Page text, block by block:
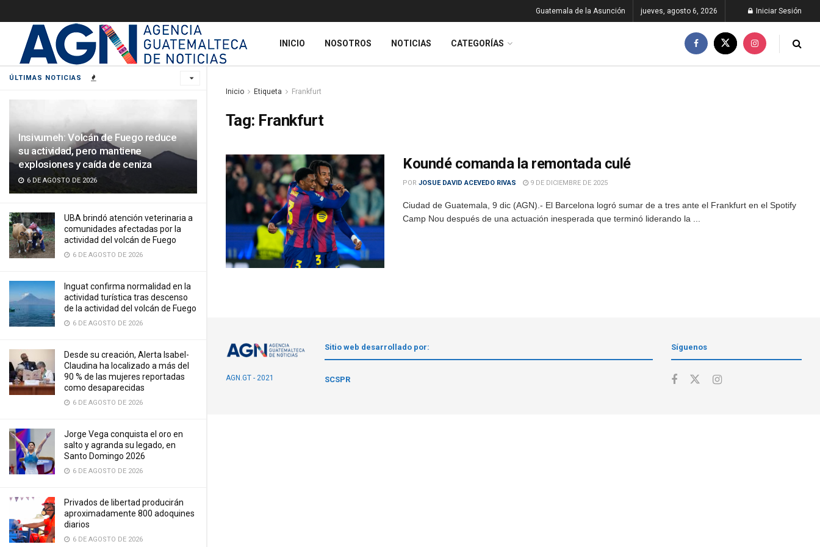
ÚLTIMAS NOTICIAS
Insivumeh: Volcán de Fuego reduce
su actividad, pero mantiene
explosiones y caída de ceniza
6 DE AGOSTO DE 2026
UBA brindó atención veterinaria a
comunidades afectadas por la
actividad del volcán de Fuego
6 DE AGOSTO DE 2026
Inguat confirma normalidad en la
actividad turística tras descenso
de la actividad del volcán de Fuego
6 DE AGOSTO DE 2026
Desde su creación, Alerta Isabel-
Claudina ha localizado a más del
90 % de las mujeres reportadas
como desaparecidas
6 DE AGOSTO DE 2026
Jorge Vega conquista el oro en
salto y agranda su legado, en
Santo Domingo 2026
6 DE AGOSTO DE 2026
Privados de libertad producirán
aproximadamente 800 adoquines
diarios
6 DE AGOSTO DE 2026
Guatemala de la Asunción jueves, agosto 6, 2026 Iniciar Sesión
INICIO NOSOTROS NOTICIAS CATEGORÍAS
Inicio Etiqueta Frankfurt
Tag: Frankfurt
Koundé comanda la remontada culé
POR JOSUE DAVID ACEVEDO RIVAS 9 DE DICIEMBRE DE 2025
Ciudad de Guatemala, 9 dic (AGN).- El Barcelona logró sumar de a tres ante el Frankfurt en el Spotify
Camp Nou después de una actuación inesperada que terminó liderando la ...
AGN.GT - 2021
Sitio web desarrollado por:
SCSPR
Síguenos